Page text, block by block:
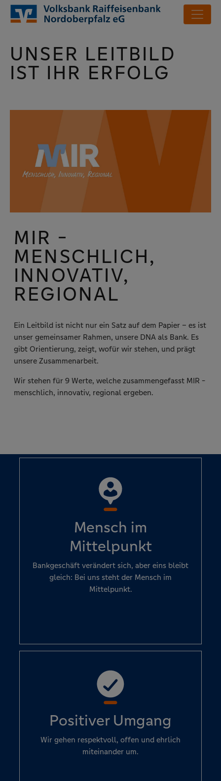
UNSER LEITBILD
IST IHR ERFOLG
MIR -
MENSCHLICH,
INNOVATIV,
REGIONAL
Ein Leitbild ist nicht nur ein Satz auf dem Papier – es ist
unser gemeinsamer Rahmen, unsere DNA als Bank. Es
gibt Orientierung, zeigt, wofür wir stehen, und prägt
unsere Zusammenarbeit.
Wir stehen für 9 Werte, welche zusammengefasst MIR -
menschlich, innovativ, regional ergeben.
Mensch im
Mittelpunkt
Bankgeschäft verändert sich, aber eins bleibt
gleich: Bei uns steht der Mensch im
Mittelpunkt.
Positiver Umgang
Wir gehen respektvoll, offen und ehrlich
miteinander um.